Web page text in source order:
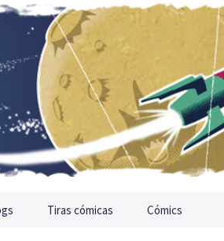
Tiras cómicas Cómics